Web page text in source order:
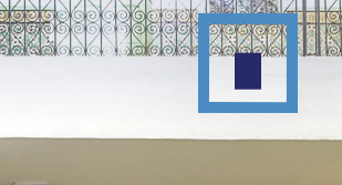
Appuyez sur Entrée pour